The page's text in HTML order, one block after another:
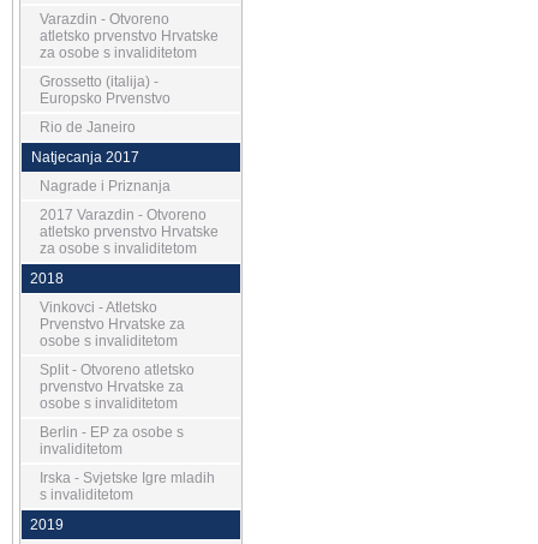
Varazdin - Otvoreno
atletsko prvenstvo Hrvatske
za osobe s invaliditetom
Grossetto (italija) -
Europsko Prvenstvo
Rio de Janeiro
Natjecanja 2017
Nagrade i Priznanja
2017 Varazdin - Otvoreno
atletsko prvenstvo Hrvatske
za osobe s invaliditetom
2018
Vinkovci - Atletsko
Prvenstvo Hrvatske za
osobe s invaliditetom
Split - Otvoreno atletsko
prvenstvo Hrvatske za
osobe s invaliditetom
Berlin - EP za osobe s
invaliditetom
Irska - Svjetske Igre mladih
s invaliditetom
2019